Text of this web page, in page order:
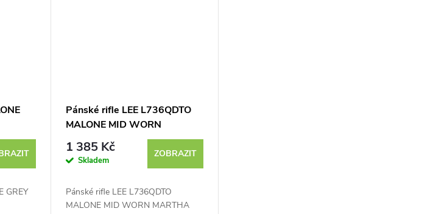
GREY
Pánské rifle LEE L736QDTO
MALONE MID WORN
MARTHA
1 385 Kč
Skladem
ZOBRAZIT
Pánské rifle LEE L736QDTO
MALONE MID WORN MARTHA